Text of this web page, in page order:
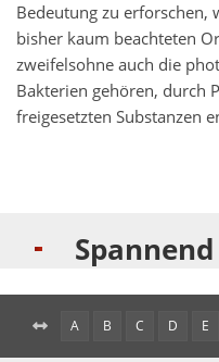
Bedeutung zu erforschen,
bisher kaum beachteten
zweifelsohne auch die
Bakterien gehören, durch
freigesetzten Substanzen
A B C D E